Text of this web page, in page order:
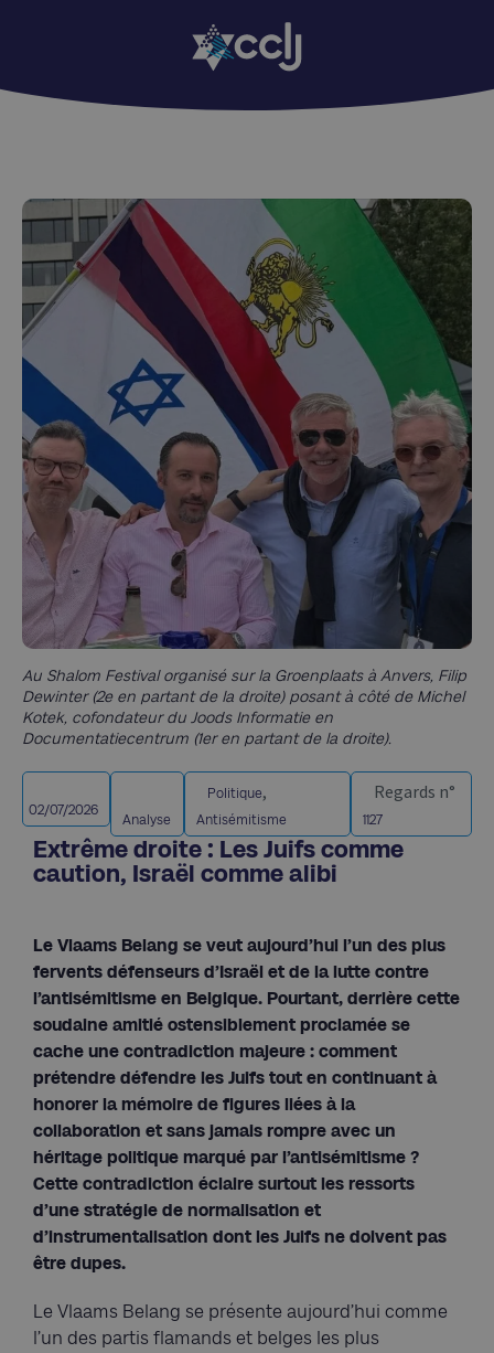
Au Shalom Festival organisé sur la Groenplaats à Anvers, Filip
Dewinter (2e en partant de la droite) posant à côté de Michel
Kotek, cofondateur du Joods Informatie en
Documentatiecentrum (1er en partant de la droite).
02/07/2026
Analyse
Politique,
Antisémitisme
Regards n°
1127
Extrême droite : Les Juifs comme
caution, Israël comme alibi
Le Vlaams Belang se veut aujourd’hui l’un des plus
fervents défenseurs d’Israël et de la lutte contre
l’antisémitisme en Belgique. Pourtant, derrière cette
soudaine amitié ostensiblement proclamée se
cache une contradiction majeure : comment
prétendre défendre les Juifs tout en continuant à
honorer la mémoire de figures liées à la
collaboration et sans jamais rompre avec un
héritage politique marqué par l’antisémitisme ?
Cette contradiction éclaire surtout les ressorts
d’une stratégie de normalisation et
d’instrumentalisation dont les Juifs ne doivent pas
être dupes.
Le Vlaams Belang se présente aujourd’hui comme
l’un des partis flamands et belges les plus